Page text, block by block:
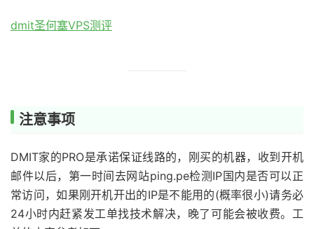
dmit圣何塞VPS测评
注意事项
DMIT家的PRO是承诺保证线路的，刚买的机器，收到开机
邮件以后，第一时间去网站ping.pe检测IP国内是否可以正
常访问，如果刚开机开出的IP是不能用的(概率很小)请务必
24小时内赶紧发工单找技术解决，晚了可能会被收费。工